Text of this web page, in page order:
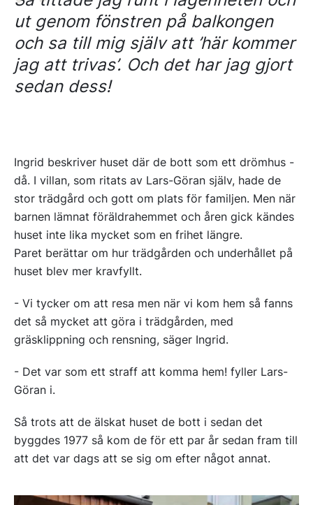
ut genom fönstren på balkongen
och sa till mig själv att ’här kommer
jag att trivas’. Och det har jag gjort
sedan dess!
Ingrid beskriver huset där de bott som ett drömhus -
då. I villan, som ritats av Lars-Göran själv, hade de
stor trädgård och gott om plats för familjen. Men när
barnen lämnat föräldrahemmet och åren gick kändes
huset inte lika mycket som en frihet längre.
Paret berättar om hur trädgården och underhållet på
huset blev mer kravfyllt.
- Vi tycker om att resa men när vi kom hem så fanns
det så mycket att göra i trädgården, med
gräsklippning och rensning, säger Ingrid.
- Det var som ett straff att komma hem! fyller Lars-
Göran i.
Så trots att de älskat huset de bott i sedan det
byggdes 1977 så kom de för ett par år sedan fram till
att det var dags att se sig om efter något annat.